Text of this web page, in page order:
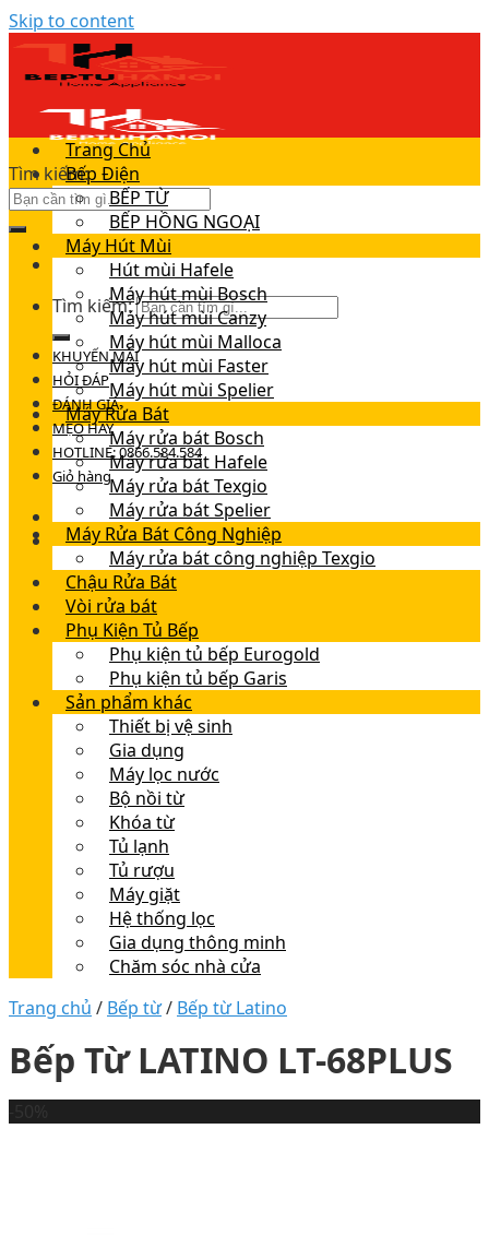
Skip to content
Tìm kiếm:
Tìm kiếm:
KHUYẾN MÃI
HỎI ĐÁP
ĐÁNH GIÁ
MẸO HAY
HOTLINE: 0866.584.584
Giỏ hàng
Trang Chủ
Bếp Điện
BẾP TỪ
BẾP HỒNG NGOẠI
Máy Hút Mùi
Hút mùi Hafele
Máy hút mùi Bosch
Máy hút mùi Canzy
Máy hút mùi Malloca
Máy hút mùi Faster
Máy hút mùi Spelier
Máy Rửa Bát
Máy rửa bát Bosch
Máy rửa bát Hafele
Máy rửa bát Texgio
Máy rửa bát Spelier
Máy Rửa Bát Công Nghiệp
Máy rửa bát công nghiệp Texgio
Chậu Rửa Bát
Vòi rửa bát
Phụ Kiện Tủ Bếp
Phụ kiện tủ bếp Eurogold
Phụ kiện tủ bếp Garis
Sản phẩm khác
Thiết bị vệ sinh
Gia dụng
Máy lọc nước
Bộ nồi từ
Khóa từ
Tủ lạnh
Tủ rượu
Máy giặt
Hệ thống lọc
Gia dụng thông minh
Chăm sóc nhà cửa
Trang chủ / Bếp từ/ Bếp từ Latino
Bếp Từ LATINO LT-68PLUS